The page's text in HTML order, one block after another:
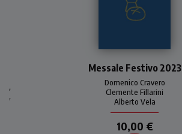
immediato per seguire la
liturgia eucaristica festiva
per tutto l'anno 2023. Con
introduzioni, commenti e
preghiere di Domenico
Cravero.
Domenico Cravero
,
Clemente Fillarini
,
Alberto Vela
Messale Festivo 2023
10,00 €